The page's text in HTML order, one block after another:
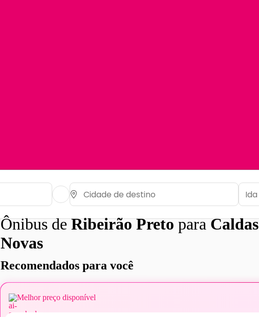
Ônibus deRibeirão PretoparaCaldas
Novas
Recomendados para você
Melhor preço disponível